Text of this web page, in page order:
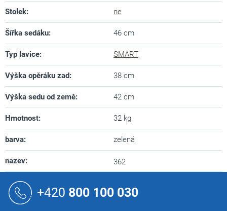
Stolek: ne
Šířka sedáku: 46 cm
Typ lavice: SMART
Výška opěráku zad: 38 cm
Výška sedu od země: 42 cm
Hmotnost: 32 kg
barva: zelená
nazev: 362
+420 800 100 030